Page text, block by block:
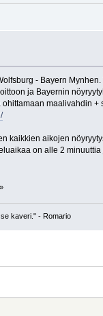
- Bayern
ja Bayernin
maalivahdin
kaikkien aikojen
on alle 2
kaveri." - Romario